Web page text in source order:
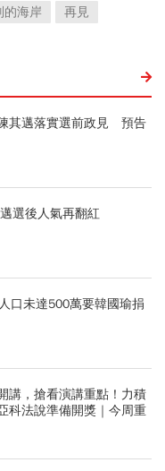
的海岸 再見
其邁落實選前政見 預告
選後人氣再翻紅
口未達500萬要韓國瑜捐
講，搶看演講重點！力積
科法說準備開獎｜今周重